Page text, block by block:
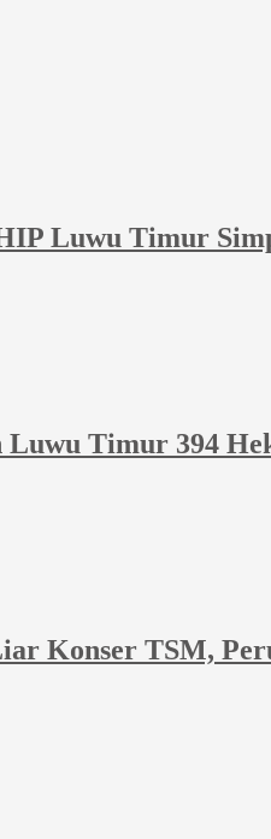
Luwu Timur
Luwu Timur 394
Konser TSM,